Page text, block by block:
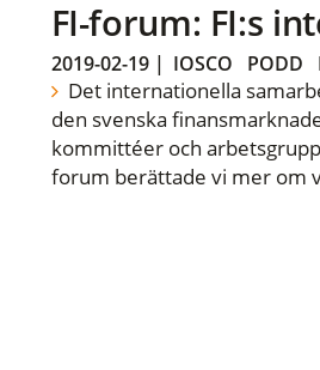
FI-forum: FI:s
2019-02-19| IOSCO PODD
Det internationella
den svenska
kommittéer och
forum berättade vi mer om